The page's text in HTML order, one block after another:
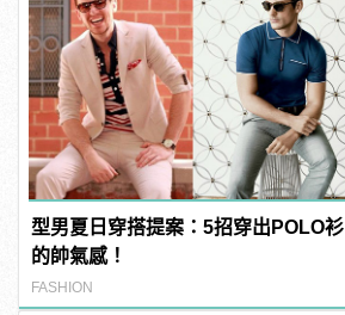
型男夏日穿搭提案：5招穿出POLO衫
的帥氣感！
FASHION